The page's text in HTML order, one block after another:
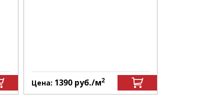
Цена: 1390 руб./м2